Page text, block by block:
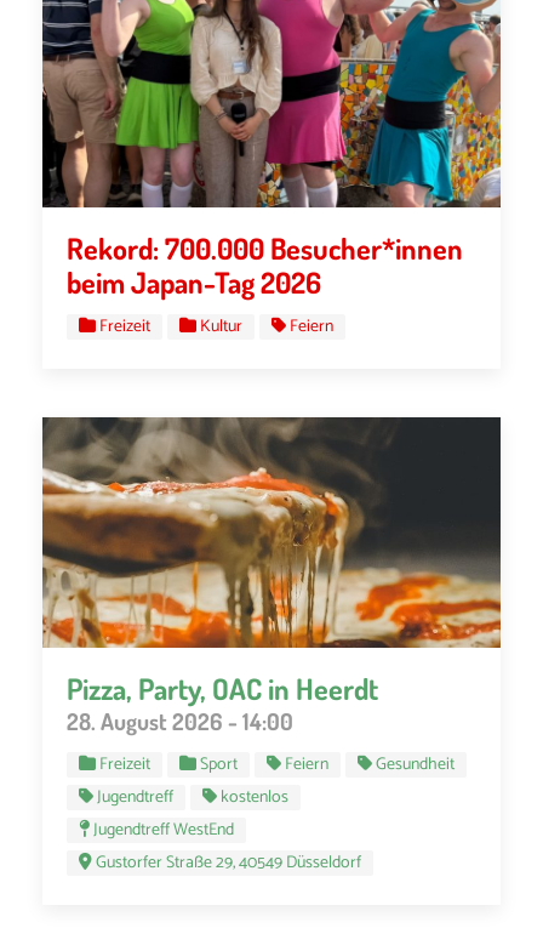
Rekord: 700.000 Besucher*innen
beim Japan-Tag 2026
Freizeit Kultur Feiern
Pizza, Party, OAC in Heerdt
28. August 2026 - 14:00
Freizeit Sport Feiern
Gesundheit
Jugendtreff
kostenlos
Jugendtreff WestEnd
Gustorfer Straße 29, 40549 Düsseldorf